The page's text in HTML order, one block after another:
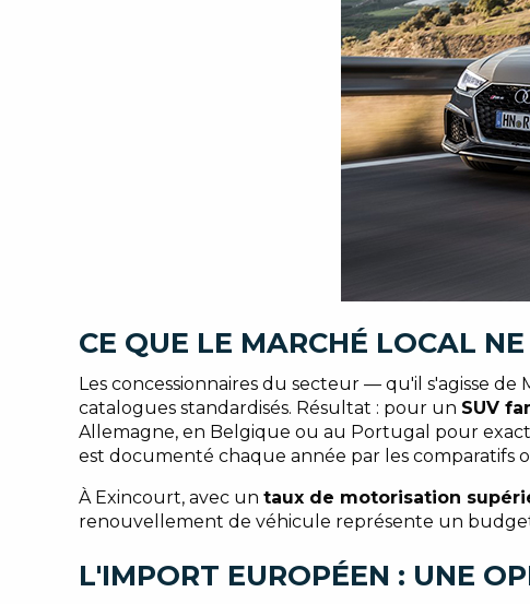
CE QUE LE MARCHÉ LOCAL
Les concessionnaires du secteur — qu'il s'agisse
catalogues standardisés. Résultat : pour un SUV
Allemagne, en Belgique ou au Portugal pour
est documenté chaque année par les comparatifs
À Exincourt, avec un taux de motorisation
renouvellement de véhicule représente un
L'IMPORT EUROPÉEN : UNE